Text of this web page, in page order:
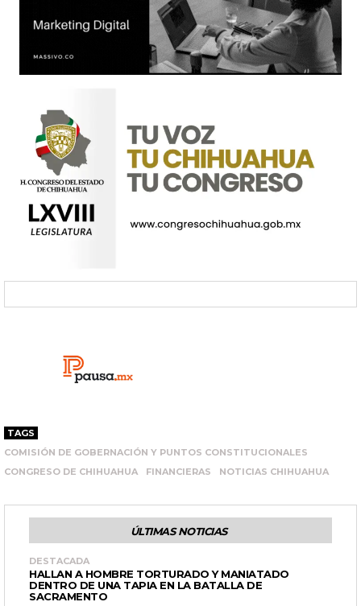
TAGS
COMISIÓN DE GOBERNACIÓN Y PUNTOS CONSTITUCIONALES
CONGRESO DE CHIHUAHUA
FINANCIERAS NOTICIAS CHIHUAHUA
ÚLTIMAS NOTICIAS
DESTACADA
HALLAN A HOMBRE TORTURADO Y MANIATADO
DENTRO DE UNA TAPIA EN LA BATALLA DE
SACRAMENTO